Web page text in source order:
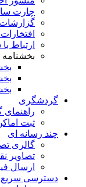
چارت
گزارشات
افتخارات
ارتباط با
بخشنامه
بخشنامه
بخشنامه
بخشنامه
گردشگری
راهنمای
ثبت
چند رسانه ای
گالری
تصاویر
ارسال
دسترسی سریع